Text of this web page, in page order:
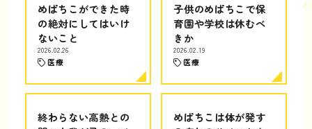
めばちこができた時
の絶対にしてはいけ
ないこと
2026.02.26
医療
子供のめばちこで保
育園や学校は休むべ
きか
2026.02.19
医療
終わらない高熱との
めばちこは体が発す